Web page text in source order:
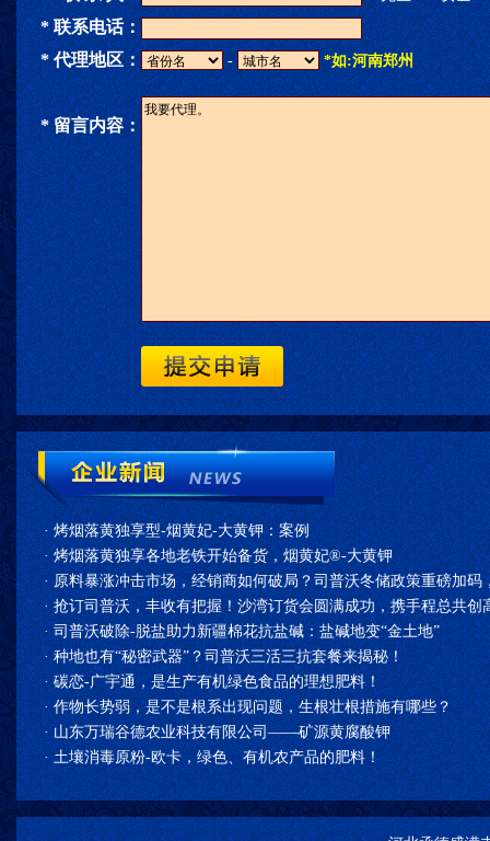
* 联系电话：
* 代理地区：
- *如:河南郑州
* 留言内容：
·烤烟落黄独享型-烟黄妃-大黄钾：案例
·烤烟落黄独享各地老铁开始备货，烟黄妃®-大黄钾
·原料暴涨冲击市场，经销商如何破局？司普沃冬储政策重磅加码
·抢订司普沃，丰收有把握！沙湾订货会圆满成功，携手程总共创
·司普沃破除-脱盐助力新疆棉花抗盐碱：盐碱地变“金土地”
·种地也有“秘密武器”？司普沃三活三抗套餐来揭秘！
·碳恋-广宇通，是生产有机绿色食品的理想肥料！
·作物长势弱，是不是根系出现问题，生根壮根措施有哪些？
·山东万瑞谷德农业科技有限公司——矿源黄腐酸钾
·土壤消毒原粉-欧卡，绿色、有机农产品的肥料！